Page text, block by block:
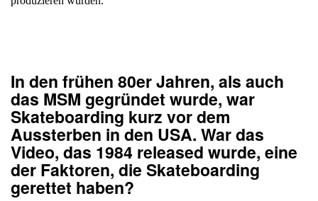
In den frühen 80er Jahren, als auch
das MSM gegründet wurde, war
Skateboarding kurz vor dem
Aussterben in den USA. War das
Video, das 1984 released wurde, eine
der Faktoren, die Skateboarding
gerettet haben?